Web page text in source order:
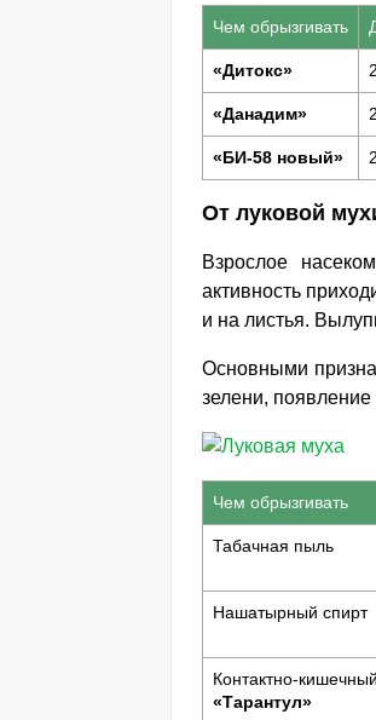
Чем обрызгивать
«Дитокс»
«Данадим»
«БИ-58 новый»
От луковой
Взрослое
активность
и на листья.
Основными
зелени, появление
Чем обрызгивать
Табачная пыль
Нашатырный спирт
Контактно-
«Тарантул»